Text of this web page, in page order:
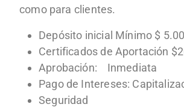
como para clientes.
Depósito inicial Mínimo $ 5.00
Certificados de Aportación
Aprobación: Inmediata
Pago de Intereses:
Seguridad